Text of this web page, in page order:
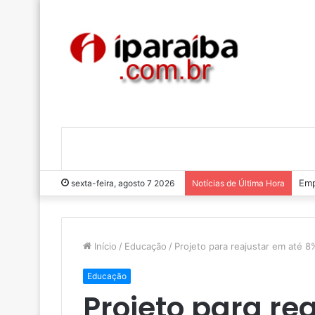
sexta-feira, agosto 7 2026 Notícias de Última Hora
Início / Educação / Projeto para reajustar em até
Educação